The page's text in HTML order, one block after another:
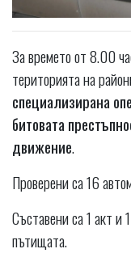
За времето от 8.00
територията на
специализирана
битовата
движение.
Проверени са 16
Съставени са 1 акт
пътищата.